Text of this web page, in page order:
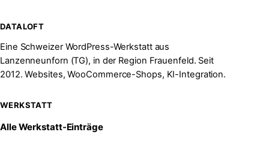
DATALOFT
Eine Schweizer WordPress-Werkstatt aus
Lanzenneunforn (TG), in der Region Frauenfeld. Seit
2012. Websites, WooCommerce-Shops, KI-Integration.
WERKSTATT
Alle Werkstatt-Einträge